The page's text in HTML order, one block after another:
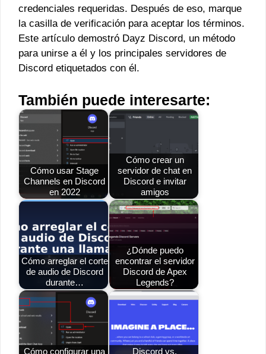
credenciales requeridas. Después de eso, marque
la casilla de verificación para aceptar los términos.
Este artículo demostró Dayz Discord, un método
para unirse a él y los principales servidores de
Discord etiquetados con él.
También puede interesarte:
Cómo usar Stage
Channels en Discord
en 2022
Cómo crear un
servidor de chat en
Discord e invitar
amigos
Cómo arreglar el corte
de audio de Discord
durante…
¿Dónde puedo
encontrar el servidor
Discord de Apex
Legends?
Cómo configurar una
Discord vs.